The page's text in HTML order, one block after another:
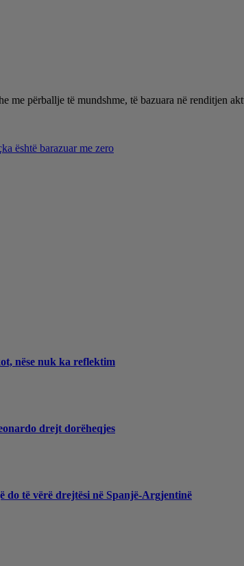
me përballje të mundshme, të bazuara në renditjen
është barazuar me zero
nëse nuk ka reflektim
drejt dorëheqjes
do të vërë drejtësi në Spanjë-Argjentinë